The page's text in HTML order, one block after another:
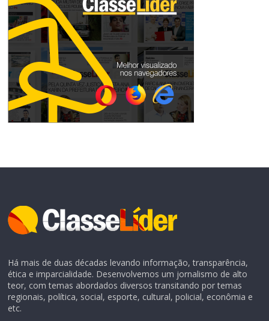
Há mais de duas décadas levando informação, transparência,
ética e imparcialidade. Desenvolvemos um jornalismo de alto
teor, com temas abordados diversos transitando por temas
regionais, política, social, esporte, cultural, policial, econômia e
etc.